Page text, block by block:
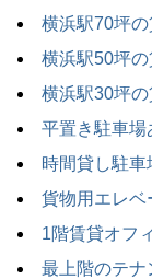
横浜駅70坪
横浜駅50坪
横浜駅30坪
平置き駐車場
時間貸し駐車
貨物用エレベ
1階賃貸オフ
最上階のテナ